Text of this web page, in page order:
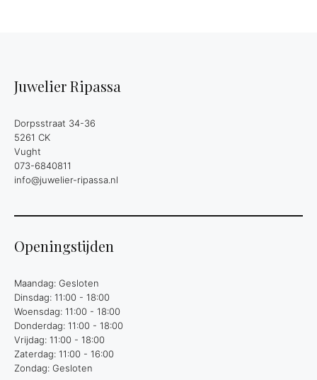
Juwelier Ripassa
Dorpsstraat 34-36
5261 CK
Vught
073-6840811
info@juwelier-ripassa.nl
Openingstijden
Maandag: Gesloten
Dinsdag: 11:00 - 18:00
Woensdag: 11:00 - 18:00
Donderdag: 11:00 - 18:00
Vrijdag: 11:00 - 18:00
Zaterdag: 11:00 - 16:00
Zondag: Gesloten